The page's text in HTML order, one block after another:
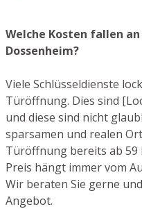
Welche Kosten fallen
Dossenheim?
Viele Schlüsseldienste
Türöffnung. Dies sind
und diese sind nicht
sparsamen und realen
Türöffnung bereits ab 59
Preis hängt immer vom
Wir beraten Sie gerne
Angebot.